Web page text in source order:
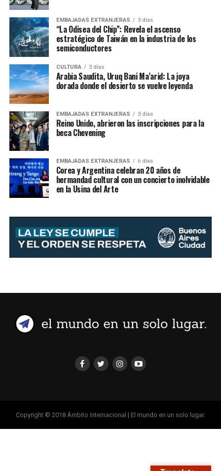
EMBAJADAS EXTRANJERAS 3 días
“La Odisea del Chip”: Revela el ascenso
estratégico de Taiwán en la industria de los
semiconductores
CULTURA 3 días
Arabia Saudita, Uruq Bani Ma’arid: La joya
dorada donde el desierto se vuelve leyenda
EMBAJADAS EXTRANJERAS 3 días
Reino Unido, abrieron las inscripciones para la
beca Chevening
EMBAJADAS EXTRANJERAS 6 días
Corea y Argentina celebran 20 años de
hermandad cultural con un concierto inolvidable
en la Usina del Arte
Copyright © 2018 Ámbito Internacional | El mundo en un solo lugar.